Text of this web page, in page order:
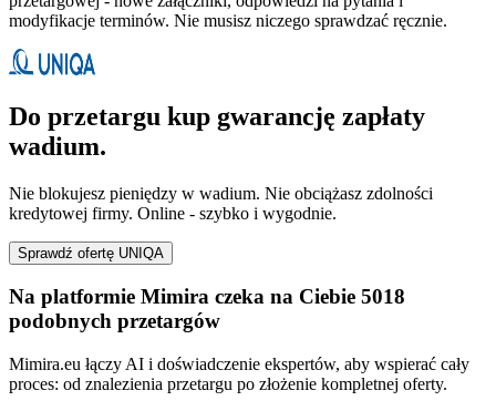
modyfikacje terminów. Nie musisz niczego sprawdzać ręcznie.
Do przetargu kup gwarancję zapłaty
wadium.
Nie blokujesz pieniędzy w wadium. Nie obciążasz zdolności
kredytowej firmy. Online - szybko i wygodnie.
Sprawdź ofertę UNIQA
Na platformie Mimira czeka na Ciebie 5018
podobnych przetargów
Mimira.eu łączy AI i doświadczenie ekspertów, aby wspierać cały
proces: od znalezienia przetargu po złożenie kompletnej oferty.